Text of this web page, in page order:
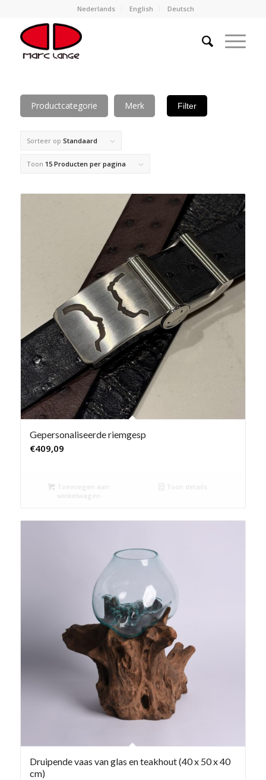
Nederlands English Deutsch
Productcategorie Merk Filter
Sorteer op Standaard
Toon 15 Producten per pagina
Gepersonaliseerde riemgesp
€409,09
Toevoegen aan
winkelwagen
Toon details
Druipende vaas van glas en teakhout (40 x 50 x 40
cm)